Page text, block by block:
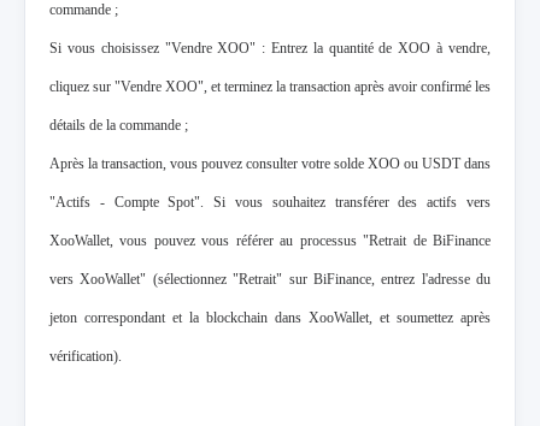
commande ;
Si vous choisissez "Vendre XOO" : Entrez la quantité de XOO à vendre,
cliquez sur "Vendre XOO", et terminez la transaction après avoir confirmé les
détails de la commande ;
Après la transaction, vous pouvez consulter votre solde XOO ou USDT dans
"Actifs - Compte Spot". Si vous souhaitez transférer des actifs vers
XooWallet, vous pouvez vous référer au processus "Retrait de BiFinance
vers XooWallet" (sélectionnez "Retrait" sur BiFinance, entrez l'adresse du
jeton correspondant et la blockchain dans XooWallet, et soumettez après
vérification).